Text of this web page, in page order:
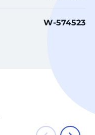
W-574523